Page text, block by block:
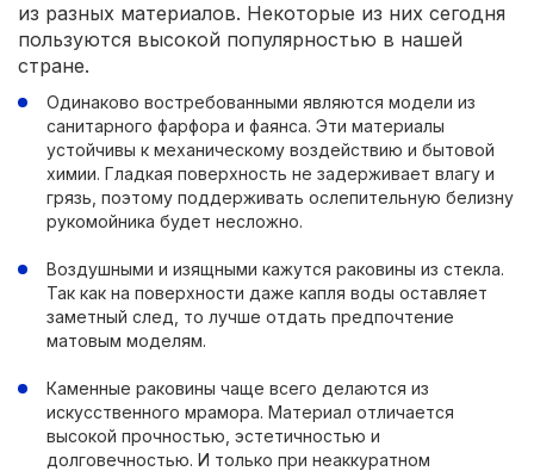
из разных материалов. Некоторые из них сегодня
пользуются высокой популярностью в нашей
стране.
Одинаково востребованными являются модели из
санитарного фарфора и фаянса. Эти материалы
устойчивы к механическому воздействию и бытовой
химии. Гладкая поверхность не задерживает влагу и
грязь, поэтому поддерживать ослепительную белизну
рукомойника будет несложно.
Воздушными и изящными кажутся раковины из стекла.
Так как на поверхности даже капля воды оставляет
заметный след, то лучше отдать предпочтение
матовым моделям.
Каменные раковины чаще всего делаются из
искусственного мрамора. Материал отличается
высокой прочностью, эстетичностью и
долговечностью. И только при неаккуратном